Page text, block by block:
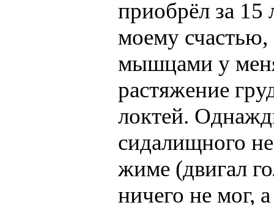
приобрёл за 15
моему
мышцами у
растяжение
локтей.
сидалищного
жиме (двигал
ничего не мог,